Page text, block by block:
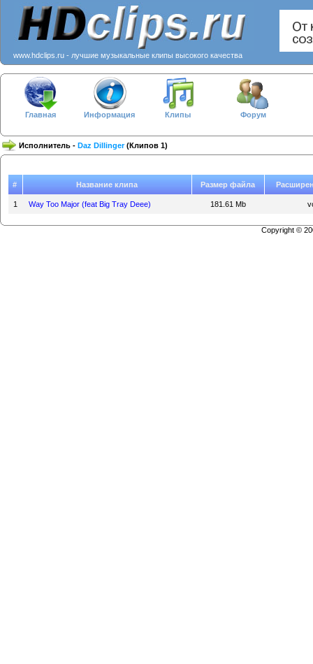
www.hdclips.ru - лучшие музыкальные клипы высокого качества
Главная Информация Клипы Форум
Исполнитель - Daz Dillinger(Клипов 1)
# Название клипа Размер файла
1 Way Too Major (feat Big Tray Deee) 181.61 Mb
Copyright ©